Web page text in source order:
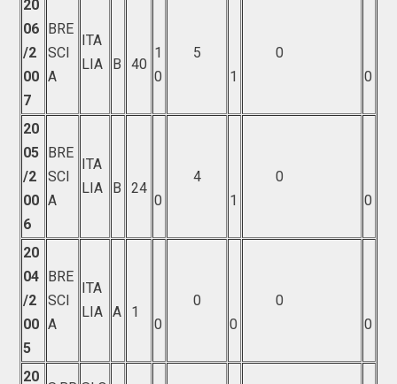
20
06
/2
00
7
BRE
SCI
A
ITA
LIA
B 40
1
0
5
1
0
0
20
05
/2
00
6
BRE
SCI
A
ITA
LIA
B 24
0
4
1
0
0
20
04
/2
00
5
BRE
SCI
A
ITA
LIA A 1
0
0
0
0
0
20